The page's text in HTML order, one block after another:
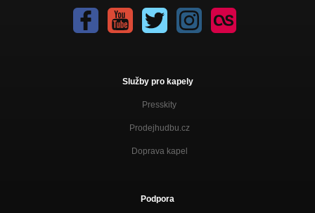
Služby pro kapely
Presskity
Prodejhudbu.cz
Doprava kapel
Podpora